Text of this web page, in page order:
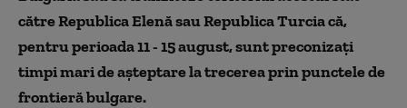
către Republica Elenă sau Republica Turcia că,
pentru perioada 11 - 15 august, sunt preconizaţi
timpi mari de aşteptare la trecerea prin punctele de
frontieră bulgare.